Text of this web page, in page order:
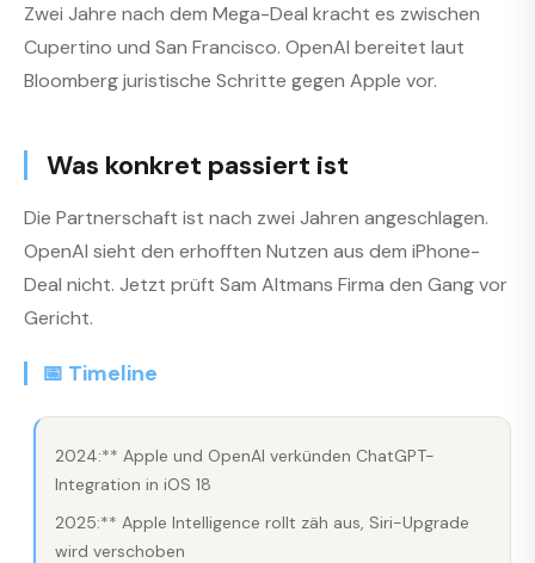
Zwei Jahre nach dem Mega-Deal kracht es zwischen
Cupertino und San Francisco. OpenAI bereitet laut
Bloomberg juristische Schritte gegen Apple vor.
Was konkret passiert ist
Die Partnerschaft ist nach zwei Jahren angeschlagen.
OpenAI sieht den erhofften Nutzen aus dem iPhone-
Deal nicht. Jetzt prüft Sam Altmans Firma den Gang vor
Gericht.
📅 Timeline
2024:** Apple und OpenAI verkünden ChatGPT-
Integration in iOS 18
2025:** Apple Intelligence rollt zäh aus, Siri-Upgrade
wird verschoben